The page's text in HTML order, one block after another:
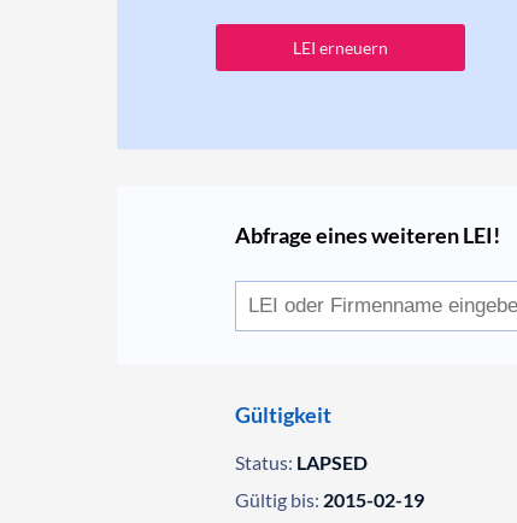
LEI erneuern
Abfrage eines weiteren LEI!
Gültigkeit
Status: LAPSED
Gültig bis: 2015-02-19